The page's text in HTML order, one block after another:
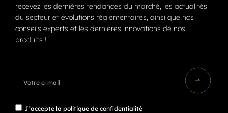
recevez les dernières tendances du marché, les actualités
du secteur et évolutions réglementaires, ainsi que nos
conseils experts et les dernières innovations de nos
produits !
J’accepte la politique de confidentialité